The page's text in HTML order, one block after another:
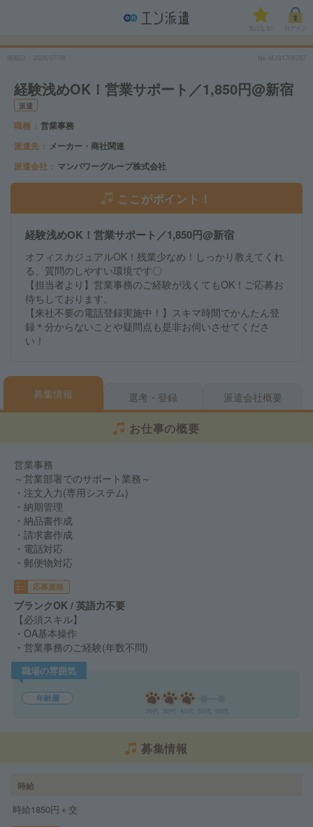
気になる!
No.MJS1708757
経験浅めOK！営業サポート／1,850円@新宿
派遣
職種
営業事務
派遣先
メーカー・商社関連
派遣会社
マンパワーグループ株式会社
ここがポイント！
経験浅めOK！営業サポート／1,850円@新宿
オフィスカジュアルOK！残業少なめ！しっかり教えてくれ
る、質問のしやすい環境です〇
【担当者より】営業事務のご経験が浅くてもOK！ご応募お
待ちしております。
【来社不要の電話登録実施中！】スキマ時間でかんたん登
録＊分からないことや疑問点も是非お伺いさせてくださ
い！
募集情報 選考・登録 派遣会社概要
お仕事の概要
営業事務
～営業部署でのサポート業務～
・注文入力(専用システム)
・納期管理
・納品書作成
・請求書作成
・電話対応
・郵便物対応
応募資格
ブランクOK / 英語力不要
【必須スキル】
・OA基本操作
・営業事務のご経験(年数不問)
職場の雰囲気
年齢層
募集情報
時給
時給1850円＋交